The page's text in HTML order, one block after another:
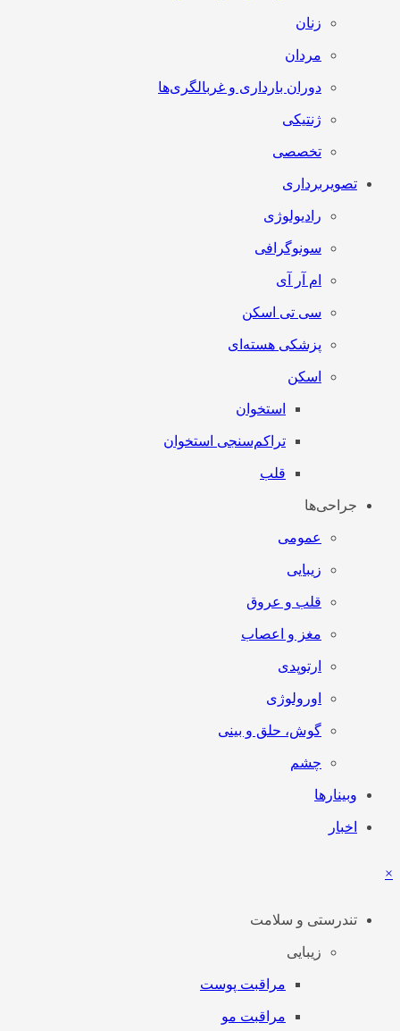
زنان
مردان
دوران بارداری و غربالگری‌ها
ژنتیکی
تخصصی
تصویربرداری
رادیولوژی
سونوگرافی
ام آر آی
سی تی اسکن
پزشکی هسته‌ای
اسکن
استخوان
تراکم‌سنجی استخوان
قلب
جراحی‌ها
عمومی
زیبایی
قلب و عروق
مغز و اعصاب
ارتوپدی
اورولوژی
گوش، حلق و بینی
چشم
وبینارها
اخبار
×
تندرستی و سلامت
زیبایی
مراقبت پوست
مراقبت مو